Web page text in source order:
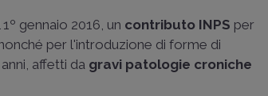
gennaio 2016, un contributo INPS per
per l'introduzione di forme di
affetti da gravi patologie croniche